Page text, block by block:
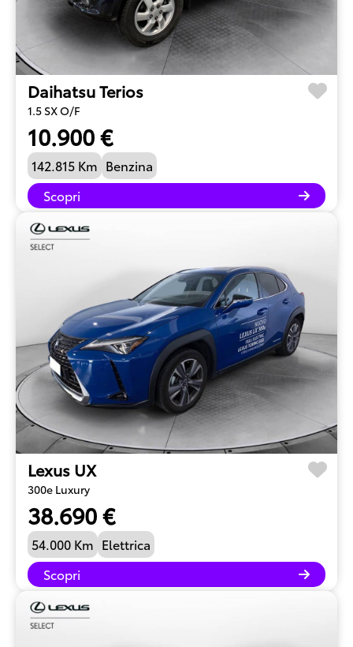
Daihatsu Terios
1.5 SX O/F
10.900 €
142.815 Km Benzina
Scopri
Lexus UX
300e Luxury
38.690 €
54.000 Km Elettrica
Scopri